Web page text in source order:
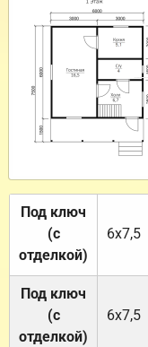
Под ключ
(с
отделкой)
6х7,5
Под ключ
(с
отделкой)
6х7,5